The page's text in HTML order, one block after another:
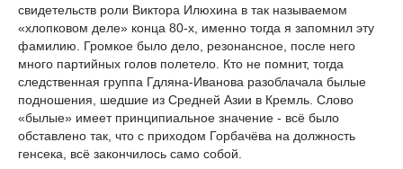
свидетельств роли Виктора Илюхина в так называемом
«хлопковом деле» конца 80-х, именно тогда я запомнил эту
фамилию. Громкое было дело, резонансное, после него
много партийных голов полетело. Кто не помнит, тогда
следственная группа Гдляна-Иванова разоблачала былые
подношения, шедшие из Средней Азии в Кремль. Слово
«былые» имеет принципиальное значение - всё было
обставлено так, что с приходом Горбачёва на должность
генсека, всё закончилось само собой.